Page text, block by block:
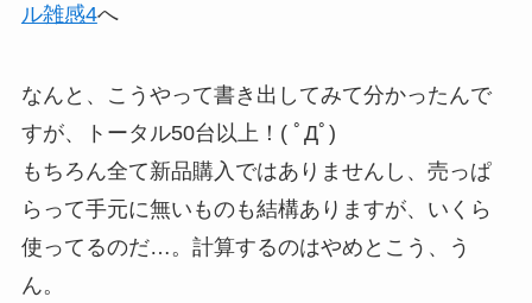
ル雑感4へ
なんと、こうやって書き出してみて分かったんで
すが、トータル50台以上！( ﾟДﾟ)
もちろん全て新品購入ではありませんし、売っぱ
らって手元に無いものも結構ありますが、いくら
使ってるのだ…。計算するのはやめとこう、う
ん。